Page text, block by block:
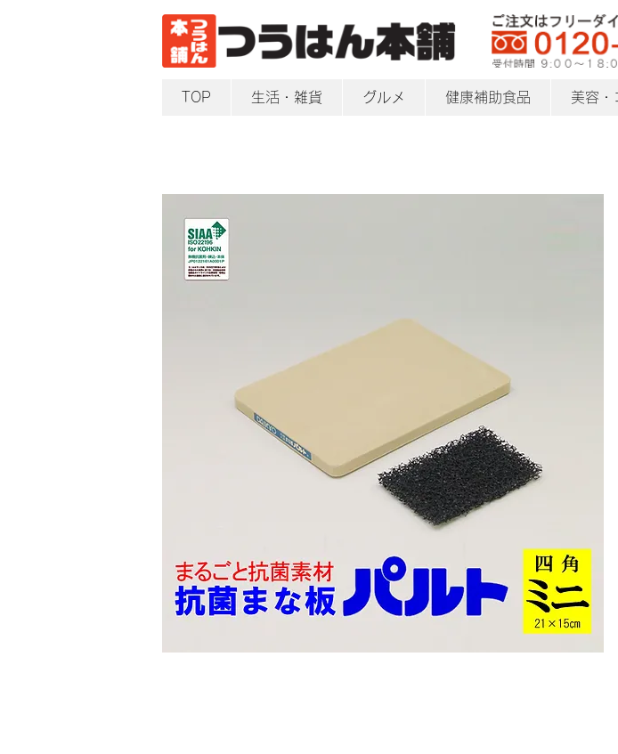
TOP 生活・雑貨 グルメ 健康補助食品 美容・